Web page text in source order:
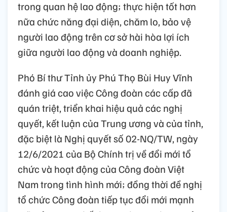
trong quan hệ lao động; thực hiện tốt hơn
nữa chức năng đại diện, chăm lo, bảo vệ
người lao động trên cơ sở hài hòa lợi ích
giữa người lao động và doanh nghiệp.
Phó Bí thư Tỉnh ủy Phú Thọ Bùi Huy Vĩnh
đánh giá cao việc Công đoàn các cấp đã
quán triệt, triển khai hiệu quả các nghị
quyết, kết luận của Trung ương và của tỉnh,
đặc biệt là Nghị quyết số 02-NQ/TW, ngày
12/6/2021 của Bộ Chính trị về đổi mới tổ
chức và hoạt động của Công đoàn Việt
Nam trong tình hình mới; đồng thời đề nghị
tổ chức Công đoàn tiếp tục đổi mới mạnh